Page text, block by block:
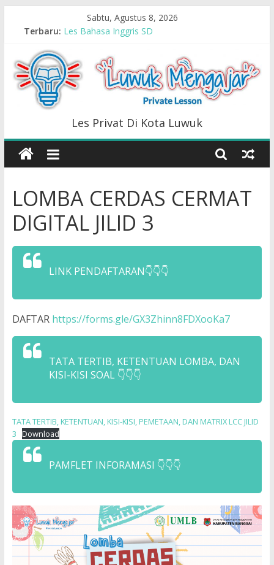
Sabtu, Agustus 8, 2026
Terbaru: Les Bahasa Inggris SD
Les Privat Arsitektur
Les Bahasa Arab
Les Privat Tematik (Semua Mata Pelajaran SD)
Luwuk
Mengajar
Privat
Di
Kota
Luwuk
Les Privat Di Kota Luwuk
LOMBA CERDAS CERMAT
DIGITAL JILID 3
LINK PENDAFTARAN👇👇👇
DAFTAR https://forms.gle/GX3Zhinn8FDXooKa7
TATA TERTIB, KETENTUAN LOMBA, DAN
KISI-KISI SOAL 👇👇👇
TATA TERTIB, KETENTUAN, KISI-KISI, PEMETAAN, DAN MATRIX LCC JILID
3 Download
PAMFLET INFORAMASI 👇👇👇